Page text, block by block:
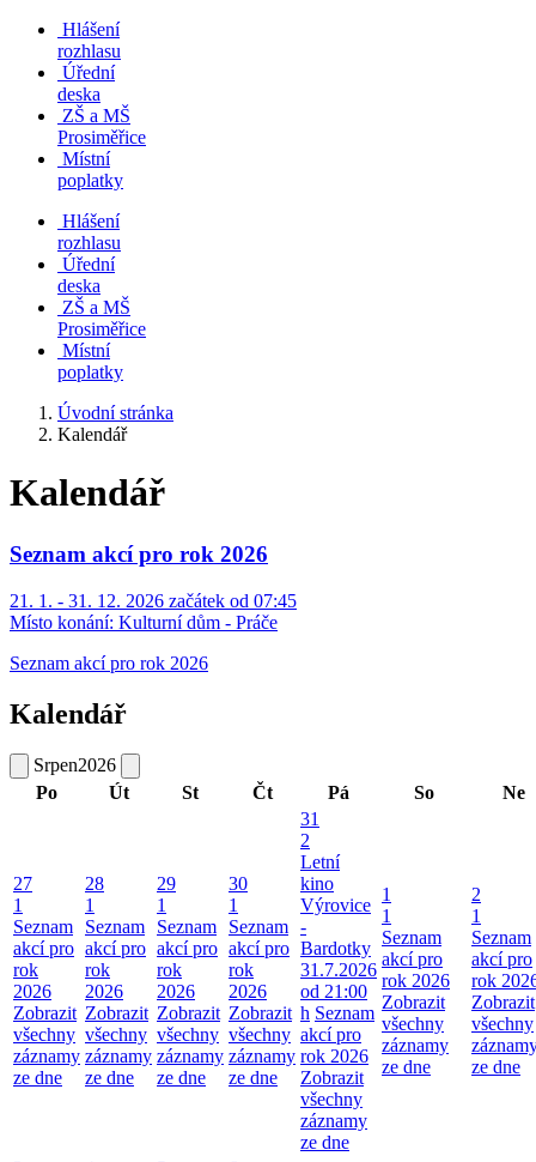
Hlášení
rozhlasu
Úřední
deska
ZŠ a MŠ
Prosiměřice
Místní
poplatky
Hlášení
rozhlasu
Úřední
deska
ZŠ a MŠ
Prosiměřice
Místní
poplatky
Úvodní stránka
Kalendář
Kalendář
Seznam akcí pro rok 2026
21. 1. - 31. 12. 2026 začátek od 07:45
Místo konání: Kulturní dům - Práče
Seznam akcí pro rok 2026
Kalendář
Srpen2026
Po
Út St Čt Pá So Ne
27
1
Seznam
akcí pro
rok
2026
Zobrazit
všechny
záznamy
ze dne
28
1
Seznam
akcí pro
rok
2026
Zobrazit
všechny
záznamy
ze dne
29
1
Seznam
akcí pro
rok
2026
Zobrazit
všechny
záznamy
ze dne
30
1
Seznam
akcí pro
rok
2026
Zobrazit
všechny
záznamy
ze dne
31
2
Letní
kino
Výrovice
-
Bardotky
31.7.2026
od 21:00
h Seznam
akcí pro
rok 2026
Zobrazit
všechny
záznamy
ze dne
1
1
Seznam
akcí pro
rok 2026
Zobrazit
všechny
záznamy
ze dne
2
1
Seznam
akcí pro
rok
Zobrazit
všechny
ze dne